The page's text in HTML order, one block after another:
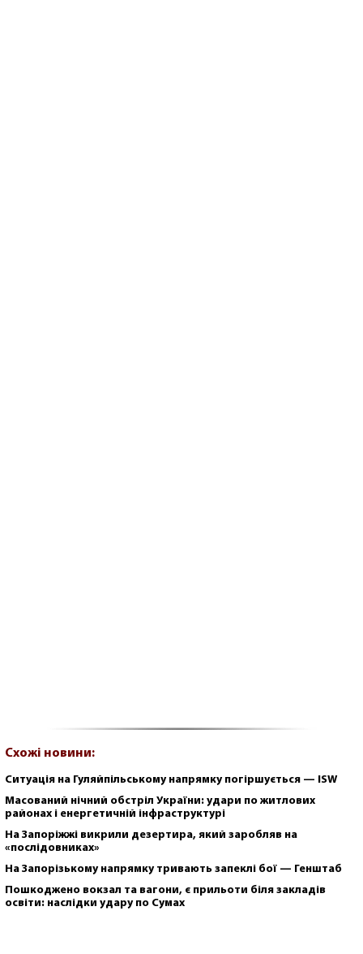
Схожі новини:
Ситуація на Гуляйпільському напрямку погіршується — ISW
Масований нічний обстріл України: удари по житлових
районах і енергетичній інфраструктурі
На Запоріжжі викрили дезертира, який заробляв на
«послідовниках»
На Запорізькому напрямку тривають запеклі бої — Генштаб
Пошкоджено вокзал та вагони, є прильоти біля закладів
освіти: наслідки удару по Сумах